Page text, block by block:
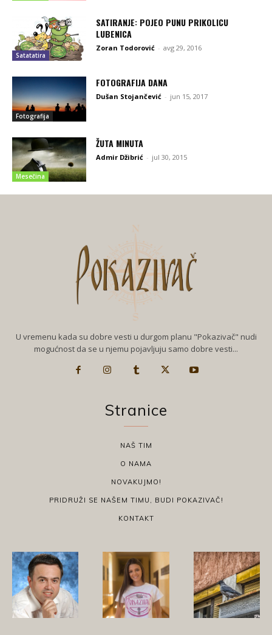
Satatatira
SATIRANJE: POJEO PUNU PRIKOLICU
LUBENICA
Zoran Todorović - avg 29, 2016
Fotografija
FOTOGRAFIJA DANA
Dušan Stojančević - jun 15, 2017
Mesečina
ŽUTA MINUTA
Admir Džibrić - jul 30, 2015
U vremenu kada su dobre vesti u durgom planu "Pokazivač" nudi
mogućnost da se u njemu pojavljuju samo dobre vesti...
Stranice
NAŠ TIM
O NAMA
NOVAKUJMO!
PRIDRUŽI SE NAŠEM TIMU, BUDI POKAZIVAČ!
KONTAKT